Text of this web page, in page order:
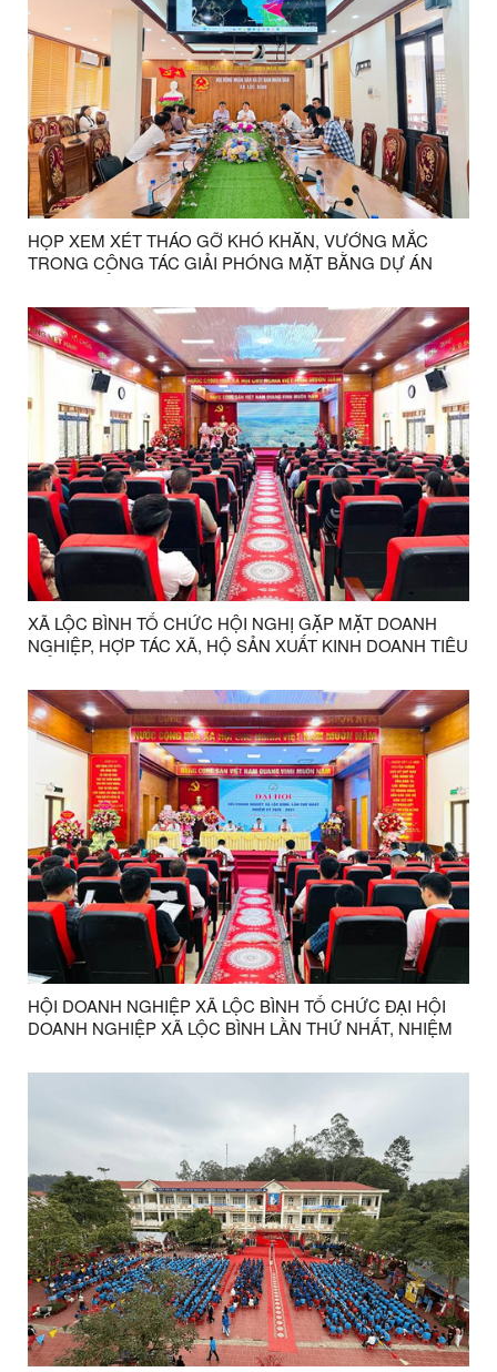
HỌP XEM XÉT THÁO GỠ KHÓ KHĂN, VƯỚNG MẮC
TRONG CÔNG TÁC GIẢI PHÓNG MẶT BẰNG DỰ ÁN
SƠN
XÃ LỘC BÌNH TỔ CHỨC HỘI NGHỊ GẶP MẶT DOANH
NGHIỆP, HỢP TÁC XÃ, HỘ SẢN XUẤT KINH DOANH TIÊU
HỘI DOANH NGHIỆP XÃ LỘC BÌNH TỔ CHỨC ĐẠI HỘI
DOANH NGHIỆP XÃ LỘC BÌNH LẦN THỨ NHẤT, NHIỆM